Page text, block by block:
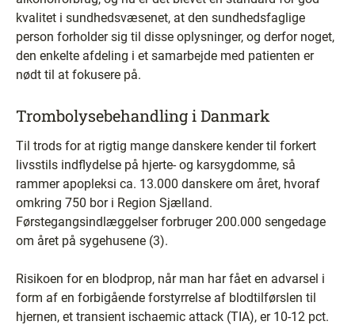
kvalitet i sundhedsvæsenet, at den sundhedsfaglige
person forholder sig til disse oplysninger, og derfor noget,
den enkelte afdeling i et samarbejde med patienten er
nødt til at fokusere på.
Trombolysebehandling i Danmark
Til trods for at rigtig mange danskere kender til forkert
livsstils indflydelse på hjerte- og karsygdomme, så
rammer apopleksi ca. 13.000 danskere om året, hvoraf
omkring 750 bor i Region Sjælland.
Førstegangsindlæggelser forbruger 200.000 sengedage
om året på sygehusene (3).
Risikoen for en blodprop, når man har fået en advarsel i
form af en forbigående forstyrrelse af blodtilførslen til
hjernen, et transient ischaemic attack (TIA), er 10-12 pct.